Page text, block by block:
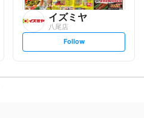
イズミヤ
八尾店
s
t
Follow